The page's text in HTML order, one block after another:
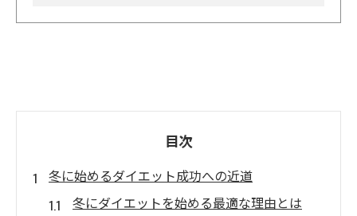
目次
冬に始めるダイエット成功への近道
冬にダイエットを始める最適な理由とは